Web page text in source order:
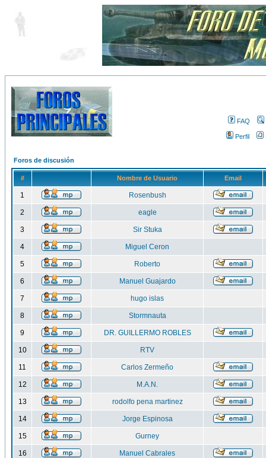
FAQ
Perfil
Foros de discusión
# Nombre de Usuario Email
1 Rosenbush
2 eagle
3 Sir Stuka
4 Miguel Ceron
5 Roberto
6 Manuel Guajardo
7 hugo islas
8 Stormnauta
9 DR. GUILLERMO ROBLES
10 RTV
11 Carlos Zermeño
12 M.A.N.
13 rodolfo pena martinez
14 Jorge Espinosa
15 Gurney
16 Manuel Cabrales